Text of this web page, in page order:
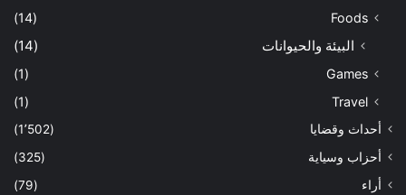
Foods
(14)
البيئة والحيوانات (14)
Games
(1)
Travel
(1)
أحداث وقضايا
(1٬502)
أحزاب وسياية
(325)
أراء
(79)